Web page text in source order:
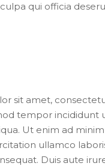
qui officia
sit amet,
tempor incididunt
Ut enim ad
ullamco
Duis aute